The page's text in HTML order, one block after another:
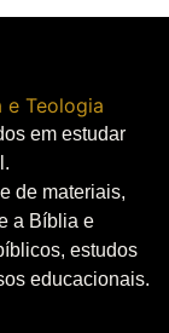
em estudar
de materiais,
a Bíblia e
estudos
educacionais.